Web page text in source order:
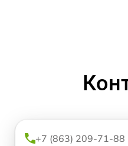
+7 (863) 209-71-88